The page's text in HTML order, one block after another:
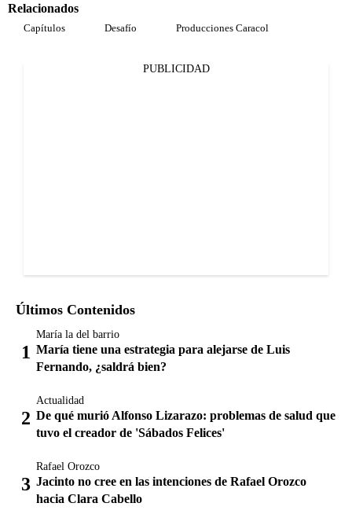
Relacionados
Capítulos Desafío Producciones Caracol
PUBLICIDAD
Últimos Contenidos
María la del barrio
María tiene una estrategia para alejarse de Luis
Fernando, ¿saldrá bien?
Actualidad
De qué murió Alfonso Lizarazo: problemas de salud que
tuvo el creador de 'Sábados Felices'
Rafael Orozco
Jacinto no cree en las intenciones de Rafael Orozco
hacia Clara Cabello